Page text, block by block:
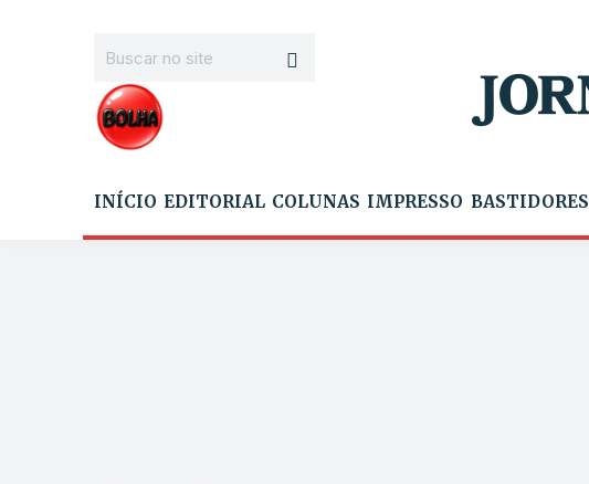
INÍCIO EDITORIAL COLUNAS IMPRESSO BASTIDORES